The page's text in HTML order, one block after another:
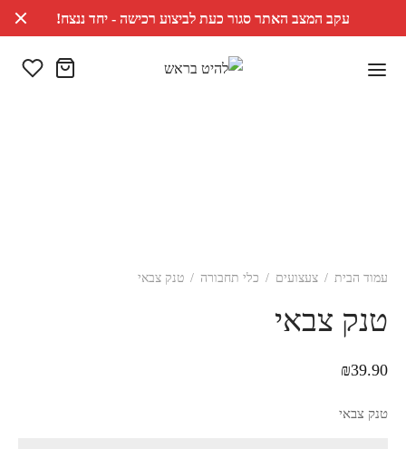
עקב המצב האתר סגור כעת לביצוע רכישה - יחד ננצח!
עמוד הבית / צעצועים / כלי תחבורה / טנק צבאי
טנק צבאי
₪39.90
טנק צבאי